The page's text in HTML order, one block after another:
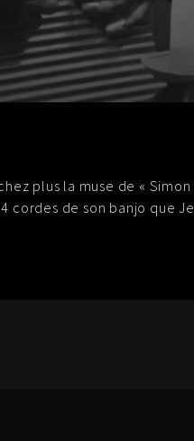
plus la muse de «
cordes de son banjo que